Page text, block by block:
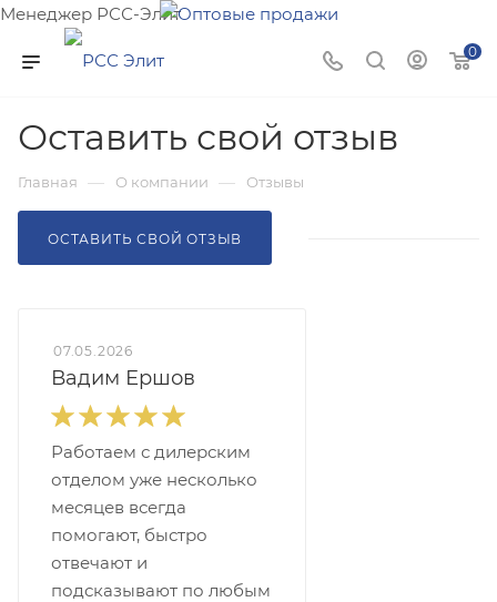
Менеджер РСС-Элит
Напишите нам и мы поможем подобрать товар именно
для Вас!
0
Оставить свой отзыв
Главная — О компании — Отзывы
ОСТАВИТЬ СВОЙ ОТЗЫВ
07.05.2026
Вадим Ершов
Работаем с дилерским
отделом уже несколько
месяцев всегда
помогают, быстро
отвечают и
подсказывают по любым